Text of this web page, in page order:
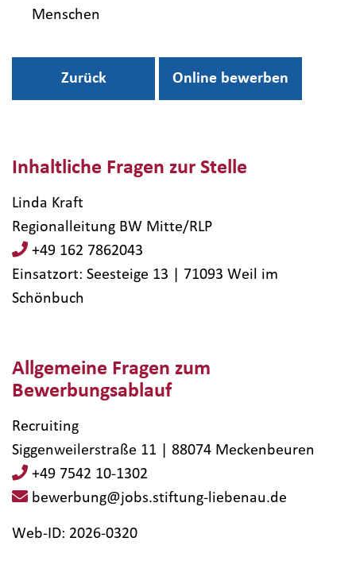
Menschen
Inhaltliche Fragen zur Stelle
Linda Kraft
Regionalleitung BW Mitte/RLP
+49 162 7862043
Einsatzort: Seesteige 13 | 71093​ Weil im
Schönbuch
Allgemeine Fragen zum
Bewerbungsablauf
Recruiting
Siggenweilerstraße 11 | 88074 Meckenbeuren
+49 7542 10-1302
bewerbung@jobs.stiftung-liebenau.de
Web-ID: 2026-0320
Zurück Online bewerben